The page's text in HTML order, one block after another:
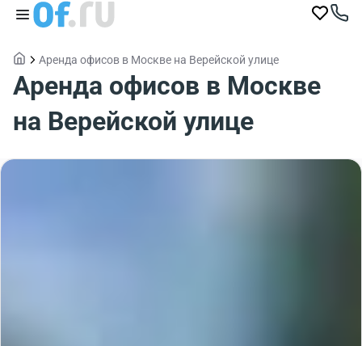
Аренда офисов в Москве на Верейской улице
Аренда офисов в Москве
на Верейской улице